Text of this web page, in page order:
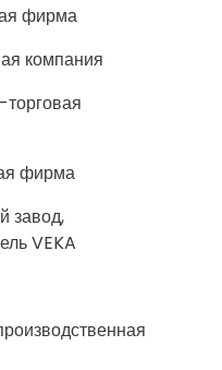
фирма
компания
фирма
завод,
VEKA